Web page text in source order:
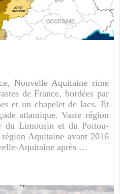
Nouvelle Aquitaine rime
de France, bordées par
et un chapelet de lacs. Et
atlantique. Vaste région
du Limousin et du Poitou-
Aquitaine avant 2016
Aquitaine après …